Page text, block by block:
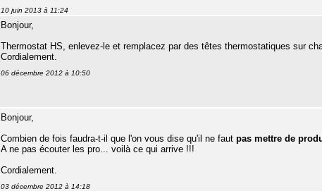
10 juin 2013 à 11:24
Bonjour,
Thermostat HS, enlevez-le et remplacez par des têtes thermostatiques sur
Cordialement.
06 décembre 2012 à 10:50
Bonjour,
Combien de fois faudra-t-il que l'on vous dise qu'il ne faut pas mettre de
A ne pas écouter les pro... voilà ce qui arrive !!!
Cordialement.
03 décembre 2012 à 14:18